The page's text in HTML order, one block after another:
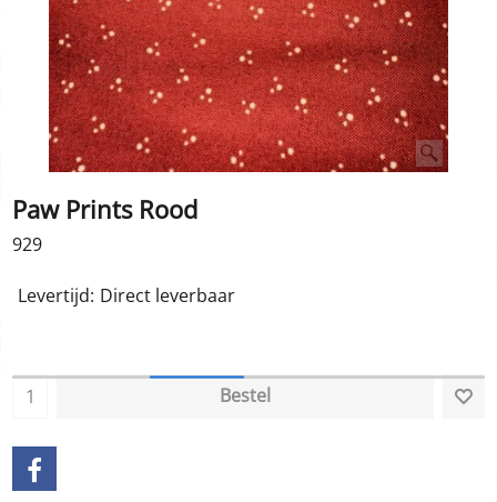
Paw Prints Rood
929
Levertijd: Direct leverbaar
Bestel